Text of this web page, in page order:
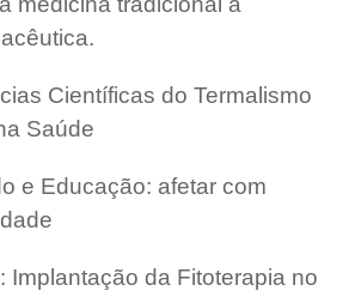
Científicas do Termalismo
Saúde
e Educação: afetar com
Implantação da Fitoterapia no